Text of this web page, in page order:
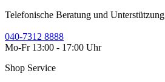
Telefonische Beratung und Unterstützung
040-7312 8888
Mo-Fr 13:00 - 17:00 Uhr
Shop Service